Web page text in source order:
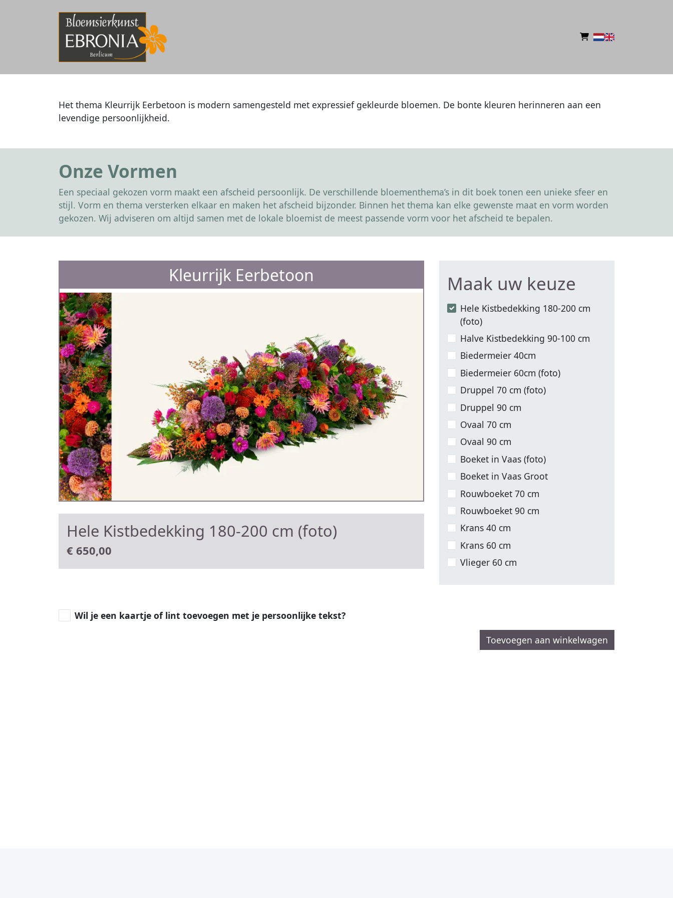
Het thema Kleurrijk Eerbetoon is modern samengesteld met expressief gekleurde bloemen. De bonte kleuren herinneren aan een
levendige persoonlijkheid.
Onze Vormen
Een speciaal gekozen vorm maakt een afscheid persoonlijk. De verschillende bloementhema’s in dit boek tonen een unieke sfeer en
stijl. Vorm en thema versterken elkaar en maken het afscheid bijzonder. Binnen het thema kan elke gewenste maat en vorm worden
gekozen. Wij adviseren om altijd samen met de lokale bloemist de meest passende vorm voor het afscheid te bepalen.
Kleurrijk Eerbetoon
Hele Kistbedekking 180-200 cm (foto)
€ 650,00
Maak uw keuze
Hele Kistbedekking 180-200 cm
(foto)
Halve Kistbedekking 90-100 cm
Biedermeier 40cm
Biedermeier 60cm (foto)
Druppel 70 cm (foto)
Druppel 90 cm
Ovaal 70 cm
Ovaal 90 cm
Boeket in Vaas (foto)
Boeket in Vaas Groot
Rouwboeket 70 cm
Rouwboeket 90 cm
Krans 40 cm
Krans 60 cm
Vlieger 60 cm
Wil je een kaartje of lint toevoegen met je persoonlijke tekst?
Toevoegen aan winkelwagen